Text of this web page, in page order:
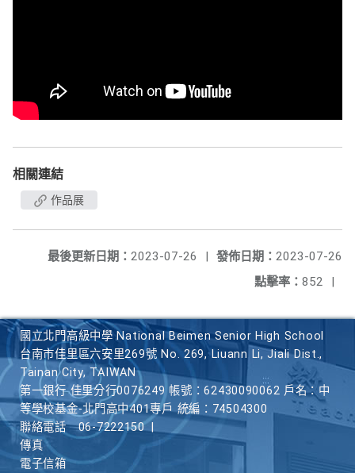
相關連結
作品展
發佈日期： 2023-07-26
最後更新日期： 2023-07-26
|
點擊率： 852 |
國立北門高級中學 National Beimen Senior High School
台南市佳里區六安里269號 No. 269, Liuann Li, Jiali Dist.,
Tainan City, TAIWAN
第一銀行 佳里分行0076249 帳號：62430090062 戶名：中
等學校基金-北門高中401專戶 統編：74504300
聯絡電話
06-7222150
傳真
電子信箱